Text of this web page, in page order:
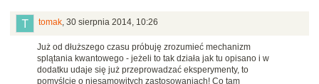
tomak, 30 sierpnia 2014, 10:26
Już od dłuższego czasu próbuję zrozumieć mechanizm
splątania kwantowego - jeżeli to tak działa jak tu opisano i w
dodatku udaje się już przeprowadzać eksperymenty, to
pomyślcie o niesamowitych zastosowaniach! Co tam